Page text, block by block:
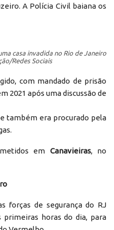
A Polícia Civil baiana os
casa invadida no Rio de Janeiro
Redes Sociais
com mandado de prisão
2021 após uma discussão de
também era procurado pela
em Canavieiras, no
forças de segurança do RJ
primeiras horas do dia, para